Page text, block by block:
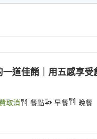
道佳餚｜用五感享受
取消 餐點 早餐 晚餐